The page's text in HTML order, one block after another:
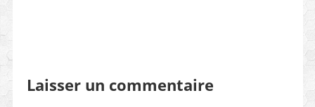
Laisser un commentaire